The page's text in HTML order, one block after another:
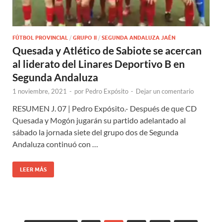
FÚTBOL PROVINCIAL / GRUPO II / SEGUNDA ANDALUZA JAÉN
Quesada y Atlético de Sabiote se acercan
al liderato del Linares Deportivo B en
Segunda Andaluza
1 noviembre, 2021 - por Pedro Expósito - Dejar un comentario
RESUMEN J. 07 | Pedro Expósito.- Después de que CD
Quesada y Mogón jugarán su partido adelantado al
sábado la jornada siete del grupo dos de Segunda
Andaluza continuó con …
LEER MÁS